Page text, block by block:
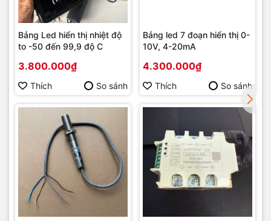
Bảng Led hiển thị nhiệt độ
to -50 đến 99,9 độ C
3.800.000₫
Thích So sánh
Bảng led 7 đoạn hiển thị 0-
10V, 4-20mA
4.300.000₫
Thích So sánh